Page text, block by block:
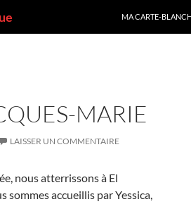
MA CARTE-
MARIE
LAISSER UN COMMENTAIRE
nous atterrissons à El
sommes accueillis par Yessica,